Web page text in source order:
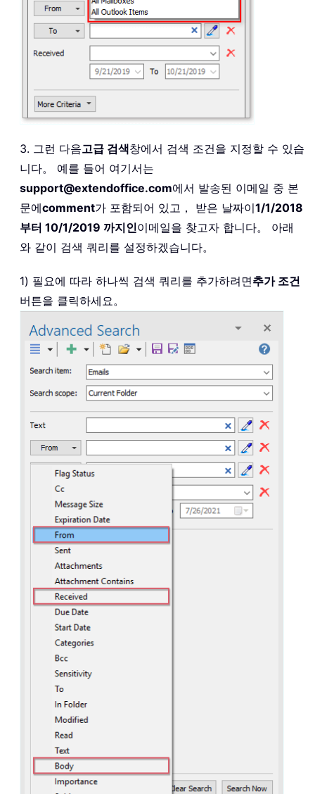
3. 그런 다음고급 검색창에서 검색 조건을 지정할 수 있습
니다。 예를 들어 여기서는
support@extendoffice.com에서 발송된 이메일 중 본
문에comment가 포함되어 있고， 받은 날짜이1/1/2018
부터 10/1/2019 까지인이메일을 찾고자 합니다。 아래
와 같이 검색 쿼리를 설정하겠습니다。
1) 필요에 따라 하나씩 검색 쿼리를 추가하려면추가 조건
버튼을 클릭하세요。